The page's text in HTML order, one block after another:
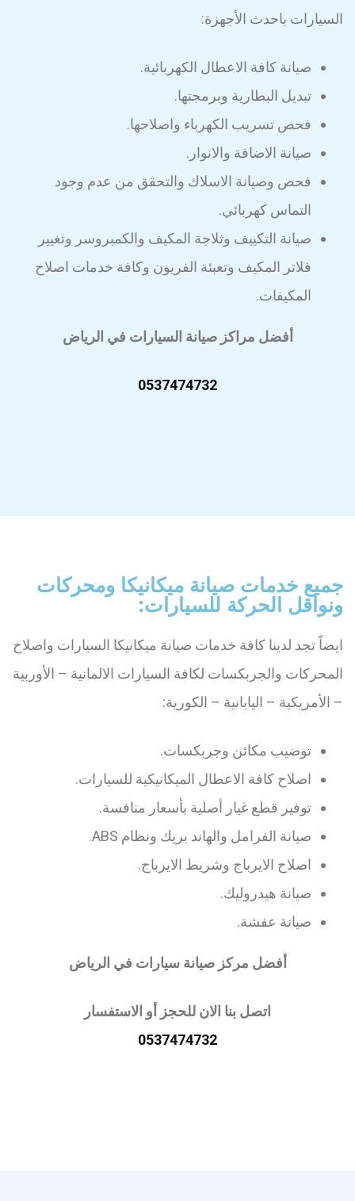
السيارات باحدث الأجهزة:
صيانة كافة الاعطال الكهربائية.
تبديل البطارية وبرمجتها.
فحص تسريب الكهرباء واصلاحها.
صيانة الاضافة والانوار.
فحص وصيانة الاسلاك والتحقق من عدم وجود
التماس كهربائي.
صيانة التكييف وثلاجة المكيف والكمبروسر وتغيير
فلاتر المكيف وتعبئة الفريون وكافة خدمات اصلاح
المكيفات.
أفضل مراكز صيانة السيارات في الرياض
0537474732
جميع خدمات صيانة ميكانيكا ومحركات
ونواقل الحركة للسيارات:
ايضاً تجد لدينا كافة خدمات صيانة ميكانيكا السيارات واصلاح
المحركات والجربكسات لكافة السيارات الالمانية – الأوربية
– الأمريكية – اليابانية – الكورية:
توضيب مكائن وجربكسات.
اصلاح كافة الاعطال الميكانيكية للسيارات.
توفير قطع غيار أصلية بأسعار منافسة.
صيانة الفرامل والهاند بريك ونظام ABS.
اصلاح الايرباج وشريط الايرباج.
صيانة هيدروليك.
صيانة عفشة.
أفضل مركز صيانة سيارات في الرياض
اتصل بنا الان للحجز أو الاستفسار
0537474732